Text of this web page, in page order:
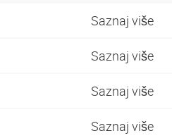
Saznaj više
Saznaj više
Saznaj više
Saznaj više